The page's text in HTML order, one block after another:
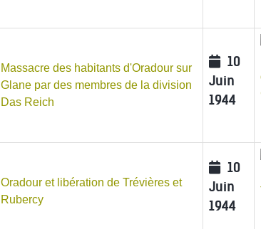
Massacre des habitants d'Oradour sur
Glane par des membres de la division
Das Reich
10
Juin
1944
Oradour et libération de Trévières et
Rubercy
10
Juin
1944